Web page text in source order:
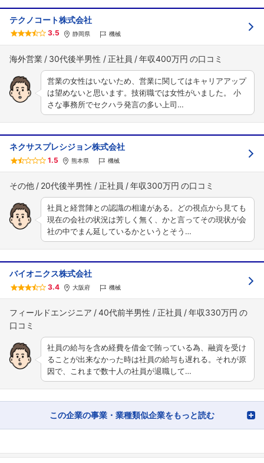
テクノコート株式会社
3.5 静岡県 機械
海外営業 30代後半男性 正社員 年収400万円
営業の女性はいないため、営業に関してはキャリアアップ
は望めないと思います。技術職では女性がいました。 小
さな事務所でセクハラ発言の多い上司…
ネクサスプレシジョン株式会社
1.5 熊本県 機械
その他 20代後半男性 正社員 年収300万円
社員と経営陣との認識の相違がある。どの視点から見ても
現在の会社の状況は芳しく無く、かと言ってその現状が会
社の中でまん延しているかというとそう…
バイオニクス株式会社
3.4 大阪府 機械
フィールドエンジニア 40代前半男性 正社員 年収330万円
社員の給与を含め経費を借金で賄っている為、融資を受け
ることが出来なかった時は社員の給与も遅れる。それが原
因で、これまで数十人の社員が退職して…
この企業の事業・業種類似企業をもっと読む